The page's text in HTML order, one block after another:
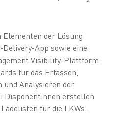
der Lösung
App sowie eine
Visibility-Plattform
für das Erfassen,
und Analysieren der
Disponentinnen erstellen
für die LKWs.